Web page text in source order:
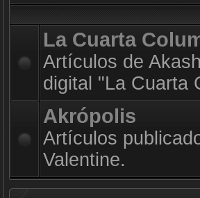
La Cuarta
Artículos de
digital "La Cuarta
Akrópolis
Artículos
Valentine.